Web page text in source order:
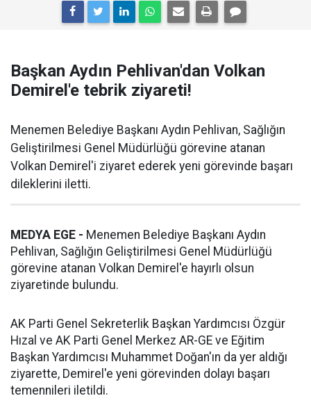
Başkan Aydın Pehlivan'dan Volkan
Demirel'e tebrik ziyareti!
Menemen Belediye Başkanı Aydın Pehlivan, Sağlığın
Geliştirilmesi Genel Müdürlüğü görevine atanan
Volkan Demirel'i ziyaret ederek yeni görevinde başarı
dileklerini iletti.
MEDYA EGE - Menemen Belediye Başkanı Aydın
Pehlivan, Sağlığın Geliştirilmesi Genel Müdürlüğü
görevine atanan Volkan Demirel'e hayırlı olsun
ziyaretinde bulundu.
AK Parti Genel Sekreterlik Başkan Yardımcısı Özgür
Hızal ve AK Parti Genel Merkez AR-GE ve Eğitim
Başkan Yardımcısı Muhammet Doğan'ın da yer aldığı
ziyarette, Demirel'e yeni görevinden dolayı başarı
temennileri iletildi.